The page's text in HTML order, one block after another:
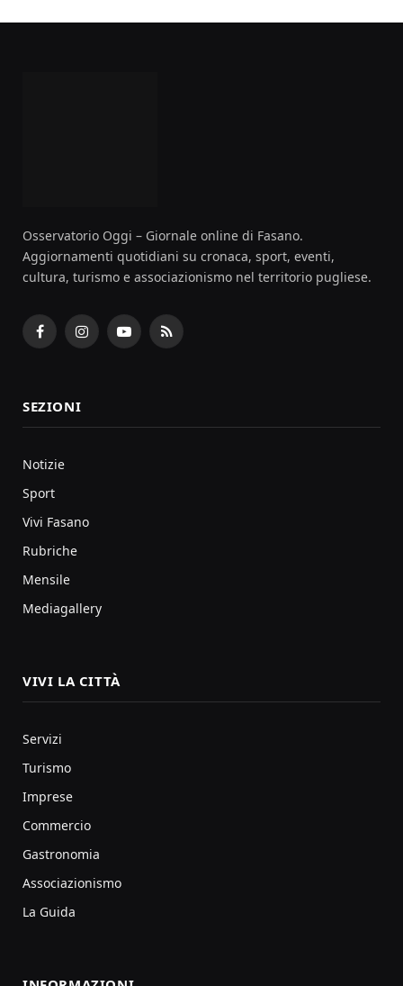
Osservatorio Oggi – Giornale online di Fasano.
Aggiornamenti quotidiani su cronaca, sport, eventi,
cultura, turismo e associazionismo nel territorio pugliese.
FacebookInstagramYouTubeRSS
SEZIONI
Notizie
Sport
Vivi Fasano
Rubriche
Mensile
Mediagallery
VIVI LA CITTÀ
Servizi
Turismo
Imprese
Commercio
Gastronomia
Associazionismo
La Guida